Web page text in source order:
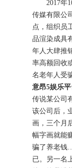
2017年10
传媒有限公
点，组织员
品渲染成具
年人大肆推
率高额回收
名老年人受
意昂5娱乐平
传说某公司
该公司后，
画，三个月
幅字画就能
骗了养老钱
已。另一名